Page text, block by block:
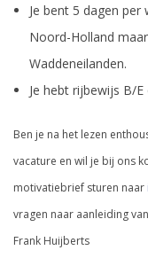
Je bent 5 dagen
Noord-Holland
Waddeneilanden.
Je hebt rijbewijs B/
Ben je na het lezen
vacature en wil je bij ons
motivatiebrief sturen naar
vragen naar aanleiding
Frank Huijberts